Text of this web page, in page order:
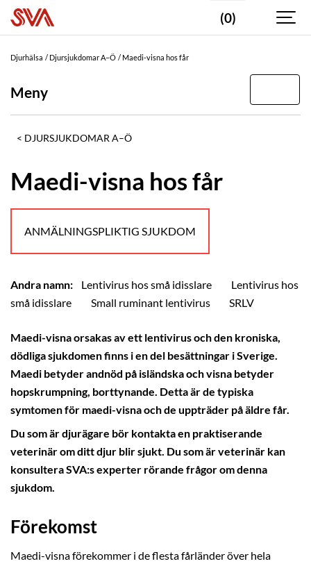
(0)
Djurhälsa Djursjukdomar A–Ö Maedi-visna hos får
Meny
DJURSJUKDOMAR A–Ö
Maedi-visna hos får
ANMÄLNINGSPLIKTIG SJUKDOM
Andra namn: Lentivirus hos små idisslare
Lentivirus hos
små idisslare
Small ruminant lentivirus SRLV
Maedi-visna orsakas av ett lentivirus och den kroniska,
dödliga sjukdomen finns i en del besättningar i Sverige.
Maedi betyder andnöd på isländska och visna betyder
hopskrumpning, borttynande. Detta är de typiska
symtomen för maedi-visna och de uppträder på äldre får.
Du som är djurägare bör kontakta en praktiserande
veterinär om ditt djur blir sjukt. Du som är veterinär kan
konsultera SVA:s experter rörande frågor om denna
sjukdom.
Förekomst
Maedi-visna förekommer i de flesta fårländer över hela